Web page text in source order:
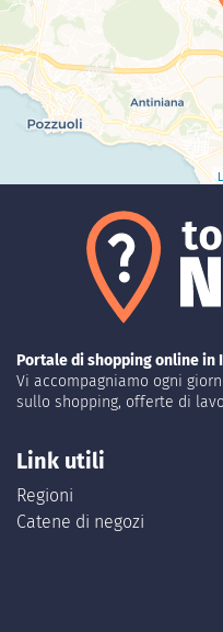
Portale di shopping online in
Vi accompagniamo ogni
sullo shopping, offerte di
Link utili
Regioni
Catene di negozi